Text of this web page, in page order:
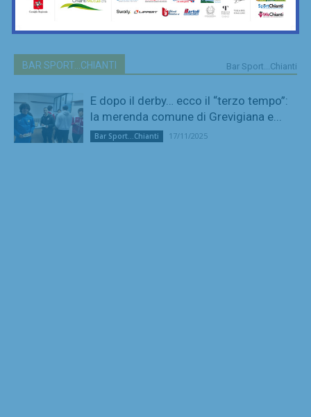
BAR SPORT...CHIANTI Bar Sport...Chianti
E dopo il derby… ecco il “terzo tempo”:
la merenda comune di Grevigiana e...
Bar Sport...Chianti 17/11/2025